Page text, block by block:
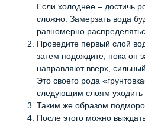
Если холоднее – достичь
сложно. Замерзать вода
равномерно
Проведите первый слой
затем подождите, пока он
направляют вверх,
Это своего рода
следующим слоям уходить
Таким же образом
После этого можно